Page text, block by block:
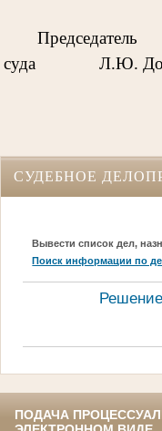
суда
Л.Ю.
СУДЕБНОЕ
Вывести список дел,
Поиск информации по
ПОДАЧА